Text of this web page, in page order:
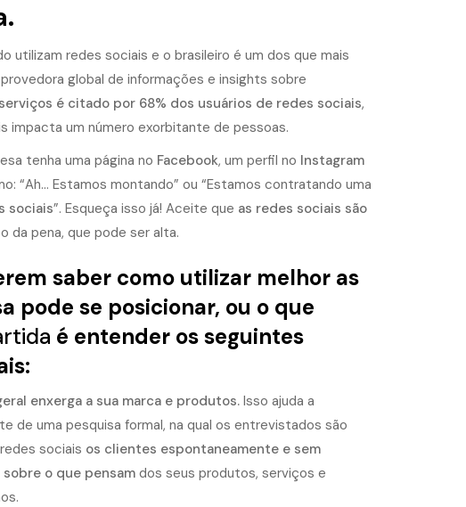
utilizam redes sociais e o brasileiro é um dos que mais
global de informações e insights sobre
é citado por 68% dos usuários de redes sociais,
impacta um número exorbitante de pessoas.
tenha uma página no Facebook, um perfil no Instagram
“Ah… Estamos montando” ou “Estamos contratando uma
sociais”. Esqueça isso já! Aceite que as redes sociais são
da pena, que pode ser alta.
saber como utilizar melhor as
pode se posicionar, ou o que
é entender os seguintes
enxerga a sua marca e produtos. Isso ajuda a
de uma pesquisa formal, na qual os entrevistados são
sociais os clientes espontaneamente e sem
o que pensamdos seus produtos, serviços e